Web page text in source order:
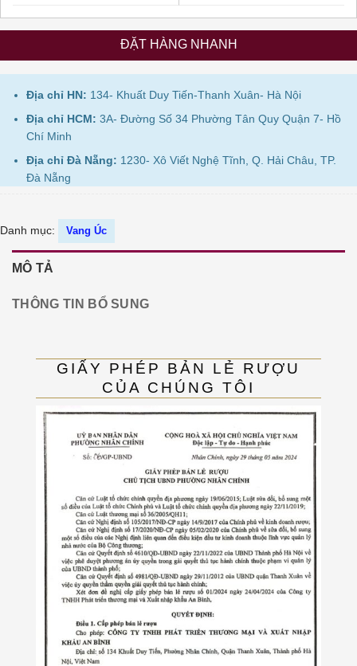
ĐẶT HÀNG NHANH
Địa chỉ HN: 134- Khuất Duy Tiến-Thanh Xuân- Hà Nội
Địa chỉ HCM: 3A- Đường Số 34 Phường Tân Quy Quận 7- Hồ
Chí Minh
Địa chỉ Đà Nẵng: 1230- Xô Viết Nghệ Tĩnh, Q. Hải Châu, TP.
Đà Nẵng
Danh mục: Vang Úc
MÔ TẢ
THÔNG TIN BỔ SUNG
GIẤY PHÉP BẢN LẺ RƯỢU
CỦA CHÚNG TÔI